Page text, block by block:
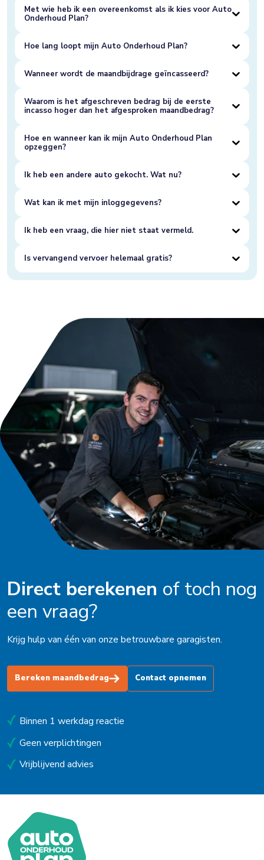
Met wie heb ik een overeenkomst als ik kies voor Auto
Onderhoud Plan?
Hoe lang loopt mijn Auto Onderhoud Plan?
Wanneer wordt de maandbijdrage geïncasseerd?
Waarom is het afgeschreven bedrag bij de eerste
incasso hoger dan het afgesproken maandbedrag?
Hoe en wanneer kan ik mijn Auto Onderhoud Plan
opzeggen?
Ik heb een andere auto gekocht. Wat nu?
Wat kan ik met mijn inloggegevens?
Ik heb een vraag, die hier niet staat vermeld.
Is vervangend vervoer helemaal gratis?
Direct berekenen of toch nog
een vraag?
Krijg hulp van één van onze betrouwbare garagisten.
Bereken maandbedrag Contact opnemen
Binnen 1 werkdag reactie
Geen verplichtingen
Vrijblijvend advies